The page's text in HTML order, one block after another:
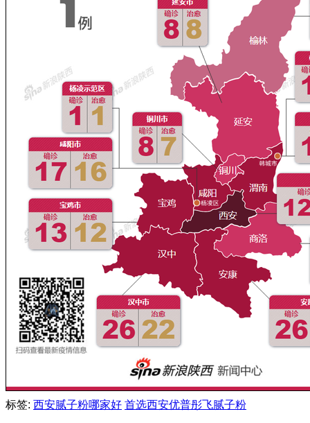
标签: 西安腻子粉哪家好 首选西安优普彤飞腻子粉